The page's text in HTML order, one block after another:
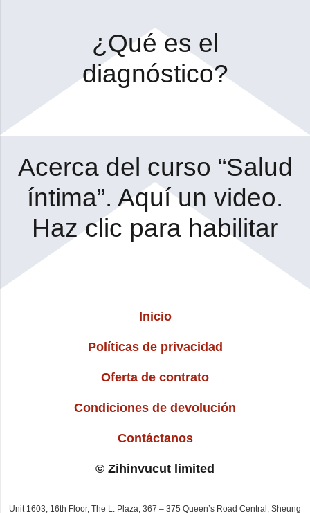
¿Qué es el
diagnóstico?
Acerca del curso “Salud
íntima”. Aquí un video.
Haz clic para habilitar
Inicio
Políticas de privacidad
Oferta de contrato
Condiciones de devolución
Contáctanos
© Zihinvucut limited
Unit 1603, 16th Floor, The L. Plaza, 367 – 375 Queen’s Road Central, Sheung